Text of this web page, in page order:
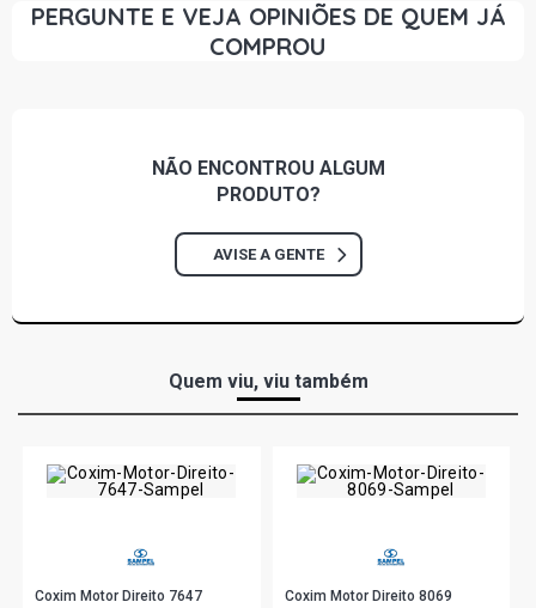
VECTRA GLS SEDAN 2.2 8V GASOLINA (1997 - 2004)
VECTRA GLS SEDAN 2.2 16V SFI GASOLINA (1999 -
PERGUNTE E VEJA OPINIÕES DE QUEM JÁ
COMPROU
NÃO ENCONTROU ALGUM
PRODUTO?
AVISE A GENTE
Quem viu, viu também
Coxim Motor Direito 7647
Coxim Motor Direito 8069